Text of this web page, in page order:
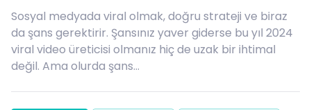
Sosyal medyada viral olmak, doğru strateji ve biraz
da şans gerektirir. Şansınız yaver giderse bu yıl 2024
viral video üreticisi olmanız hiç de uzak bir ihtimal
değil. Ama olurda şans…